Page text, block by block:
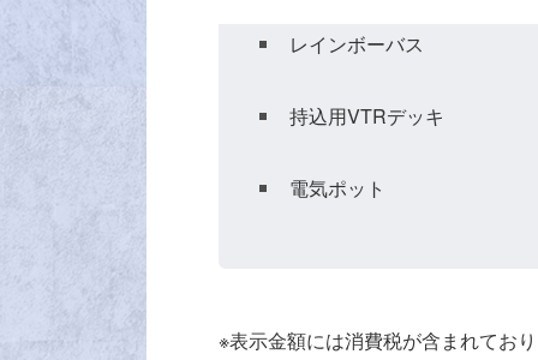
レインボーバス
持込用VTRデッキ
電気ポット
※表示金額には消費税が含まれてお